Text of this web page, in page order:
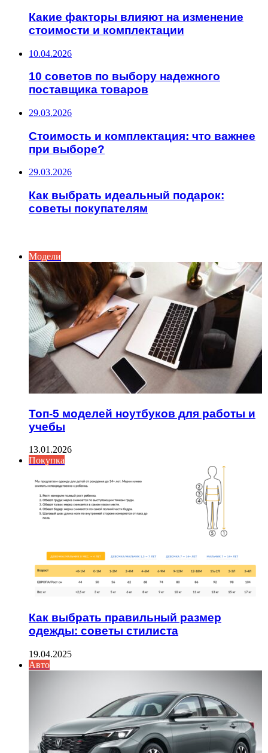
Какие факторы влияют на изменение
стоимости и комплектации
10.04.2026
10 советов по выбору надежного
поставщика товаров
29.03.2026
Стоимость и комплектация: что важнее
при выборе?
29.03.2026
Как выбрать идеальный подарок:
советы покупателям
Модели
Топ-5 моделей ноутбуков для работы и
учебы
13.01.2026
Покупка
Как выбрать правильный размер
одежды: советы стилиста
19.04.2025
Авто